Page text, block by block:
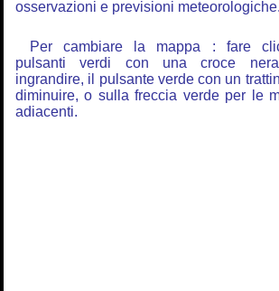
osservazioni e previsioni meteorologiche.
Per cambiare la mappa : fare
pulsanti verdi con una croce
ingrandire, il pulsante verde con un
diminuire, o sulla freccia verde per le
adiacenti.